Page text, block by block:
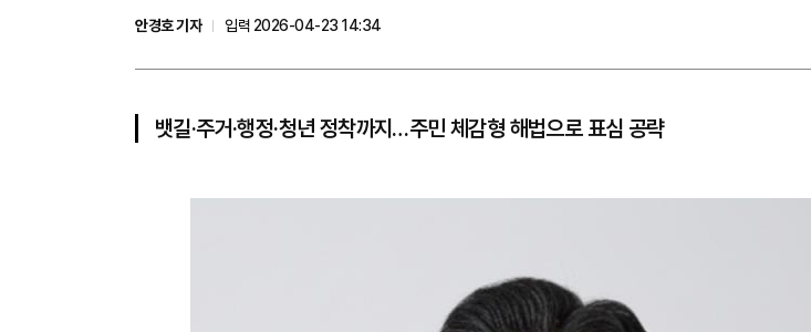
안경호 기자
입력 2026-04-23 14:34
뱃길·주거·행정·청년 정착까지…주민 체감형 해법으로 표심 공략